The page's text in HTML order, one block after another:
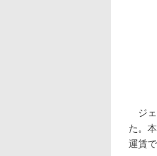
ジェ
た。
運賃